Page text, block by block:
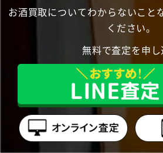
お酒買取についてわからないこと
ください。
無料で査定を申し